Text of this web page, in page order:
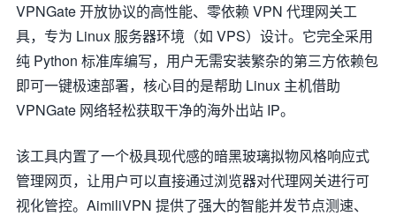
VPNGate 开放协议的高性能、零依赖 VPN 代理网关工
具，专为 Linux 服务器环境（如 VPS）设计。它完全采用
纯 Python 标准库编写，用户无需安装繁杂的第三方依赖包
即可一键极速部署，核心目的是帮助 Linux 主机借助
VPNGate 网络轻松获取干净的海外出站 IP。
该工具内置了一个极具现代感的暗黑玻璃拟物风格响应式
管理网页，让用户可以直接通过浏览器对代理网关进行可
视化管控。AimiliVPN 提供了强大的智能并发节点测速、